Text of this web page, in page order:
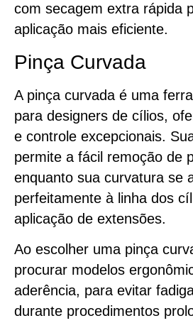
com secagem extra rápida
aplicação mais eficiente.
Pinça Curvada
A pinça curvada é uma
para designers de cílios,
e controle excepcionais.
permite a fácil remoção de
enquanto sua curvatura se
perfeitamente à linha dos
aplicação de extensões.
Ao escolher uma pinça
procurar modelos
aderência, para evitar
durante procedimentos